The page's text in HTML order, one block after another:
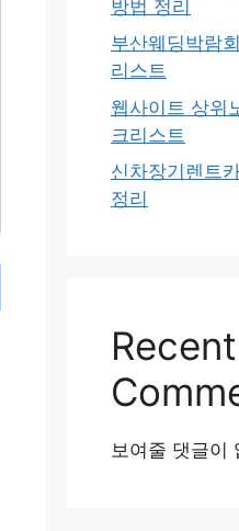
방법 정리
부산웨딩박람
리스트
웹사이트 상위
크리스트
신차장기렌트
정리
Recent
보여줄 댓글이